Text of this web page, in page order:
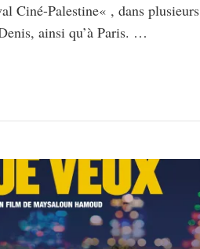
Ciné-Palestine« , dans plusieurs
ainsi qu’à Paris. …